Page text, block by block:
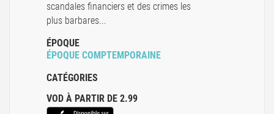
scandales financiers et des crimes les
plus barbares...
ÉPOQUE
ÉPOQUE COMPTEMPORAINE
CATÉGORIES
VOD À PARTIR DE 2.99